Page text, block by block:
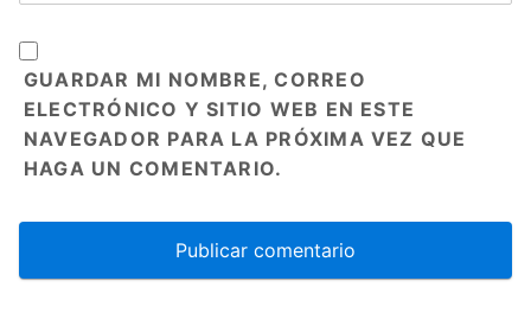
GUARDAR MI NOMBRE, CORREO
ELECTRÓNICO Y SITIO WEB EN ESTE
NAVEGADOR PARA LA PRÓXIMA VEZ QUE
HAGA UN COMENTARIO.